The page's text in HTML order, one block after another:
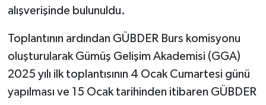
alışverişinde bulunuldu.
Toplantının ardından GÜBDER Burs komisyonu
oluşturularak Gümüş Gelişim Akademisi (GGA)
2025 yılı ilk toplantısının 4 Ocak Cumartesi günü
yapılması ve 15 Ocak tarihinden itibaren GÜBDER